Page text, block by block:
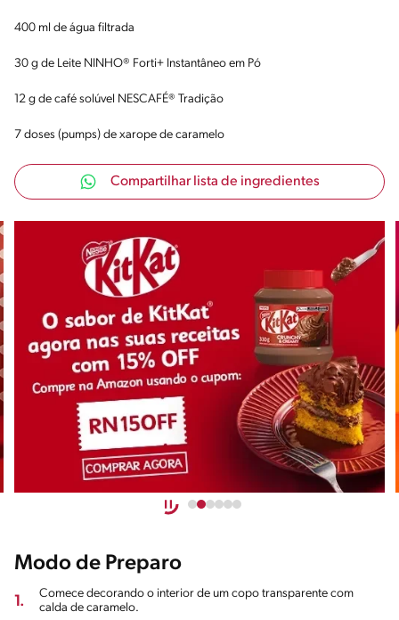
400 ml de água filtrada
30 g de Leite NINHO® Forti+ Instantâneo em Pó
12 g de café solúvel NESCAFÉ® Tradição
7 doses (pumps) de xarope de caramelo
Compartilhar lista de ingredientes
Modo de Preparo
1.
Comece decorando o interior de um copo transparente com
calda de caramelo.